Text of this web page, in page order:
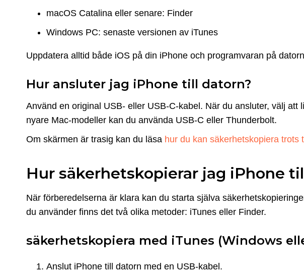
macOS Catalina eller senare: Finder
Windows PC: senaste versionen av iTunes
Uppdatera alltid både iOS på din iPhone och programvaran på
Hur ansluter jag iPhone till datorn?
Använd en original USB- eller USB-C-kabel. När du ansluter, välj
nyare Mac-modeller kan du använda USB-C eller Thunderbolt.
Om skärmen är trasig kan du läsa hur du kan säkerhetskopiera trots
Hur säkerhetskopierar jag iPhone
När förberedelserna är klara kan du starta själva
du använder finns det två olika metoder: iTunes eller Finder.
säkerhetskopiera med iTunes (Windows
Anslut iPhone till datorn med en USB-kabel.